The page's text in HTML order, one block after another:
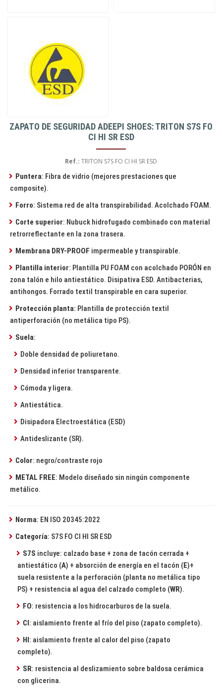
ZAPATO DE SEGURIDAD ADEEPI SHOES: TRITON S7S FO
CI HI SR ESD
Ref.: TRITON S7S FO CI HI SR ESD
Puntera: Fibra de vidrio (mejores prestaciones que
composite).
Forro: Sistema red de alta transpirabilidad. Acolchado FOAM.
Corte superior: Nubuck hidrofugado combinado con material
retrorreflectante en la zona trasera.
Membrana DRY-PROOF impermeable y transpirable.
Plantilla interior: Plantilla PU FOAM con acolchado PORÓN en
zona talón e hilo antiestático. Disipativa ESD. Antibacterias,
antihongos. Forrado textil transpirable en cara superior.
Protección planta: Plantilla de protección textil
antiperforación (no metálica tipo PS).
Suela:
Doble densidad de poliuretano.
Densidad inferior transparente.
Cómoda y ligera.
Antiestática.
Disipadora Electroestática (ESD)
Antideslizante (SR).
Color: negro/contraste rojo
METAL FREE: Modelo diseñado sin ningún componente
metálico.
Norma: EN ISO 20345:2022
Categoría: S7S FO CI HI SR ESD
S7S incluye: calzado base + zona de tacón cerrada +
antiestático (A) + absorción de energía en el tacón (E)+
suela resistente a la perforación (planta no metálica tipo
PS) + resistencia al agua del calzado completo (WR).
FO: resistencia a los hidrocarburos de la suela.
CI : aislamiento frente al frío del piso (zapato completo).
HI : aislamiento frente al calor del piso (zapato
completo).
SR: resistencia al deslizamiento sobre baldosa cerámica
con glicerina.